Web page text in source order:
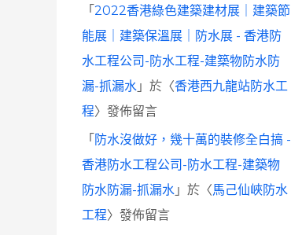
「 2022香港綠色建築建材展｜建築節
能展｜建築保溫展｜防水展 - 香港防
水工程公司-防水工程-建築物防水防
漏-抓漏水 」於〈香港西九龍站防水工
程〉發佈留言
「 防水沒做好，幾十萬的裝修全白搞 -
香港防水工程公司-防水工程-建築物
防水防漏-抓漏水 」於〈馬己仙峽防水
工程〉發佈留言